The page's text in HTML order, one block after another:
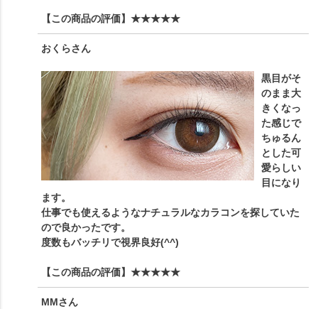
【この商品の評価】 ★★★★★
おくらさん
黒目がそ
のまま大
きくなっ
た感じで
ちゅるん
とした可
愛らしい
目になり
ます。
仕事でも使えるようなナチュラルなカラコンを探していた
ので良かったです。
度数もバッチリで視界良好(^^)
【この商品の評価】 ★★★★★
MMさん